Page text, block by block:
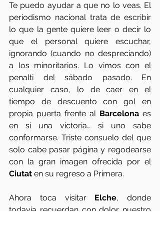
Te puedo ayudar a que no lo veas. El
periodismo nacional trata de escribir
lo que la gente quiere leer o decir lo
que el personal quiere escuchar,
ignorando (cuando no despreciando)
a los minoritarios. Lo vimos con el
penalti del sábado pasado. En
cualquier caso, lo de caer en el
tiempo de descuento con gol en
propia puerta frente al Barcelona es
en sí una victoria… si uno sabe
conformarse. Triste consuelo del que
solo cabe pasar página y regodearse
con la gran imagen ofrecida por el
Ciutat en su regreso a Primera.
Ahora toca visitar Elche, donde
todavía recuerdan con dolor nuestro